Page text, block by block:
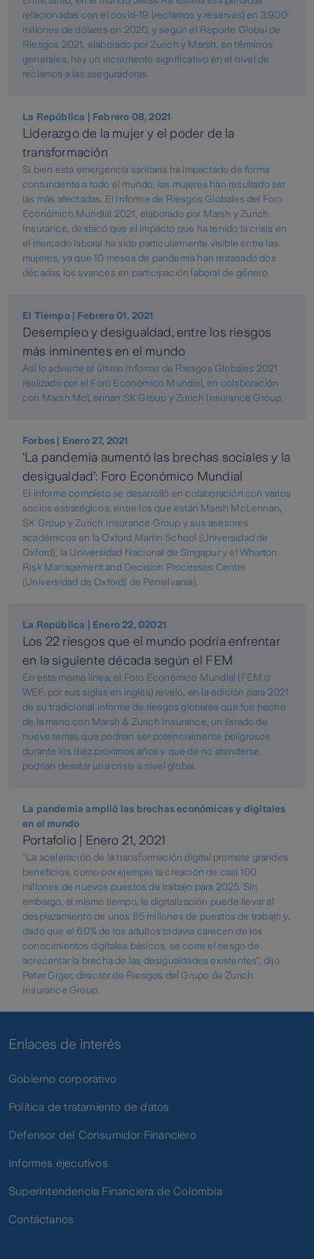
relacionadas con el covid-19 (reclamos y reservas) en 3.900
millones de dólares en 2020, y según el Reporte Global de
Riesgos 2021, elaborado por Zurich y Marsh, en términos
generales, hay un incremento significativo en el nivel de
reclamos a las aseguradoras.
La República | Febrero 08, 2021
Liderazgo de la mujer y el poder de la
transformación
Si bien esta emergencia sanitaria ha impactado de forma
contundente a todo el mundo, las mujeres han resultado ser
las más afectadas. El Informe de Riesgos Globales del Foro
Económico Mundial 2021, elaborado por Marsh y Zurich
Insurance, destacó que el impacto que ha tenido la crisis en
el mercado laboral ha sido particularmente visible entre las
mujeres, ya que 10 meses de pandemia han retrasado dos
décadas los avances en participación laboral de género.
El Tiempo | Febrero 01, 2021
Desempleo y desigualdad, entre los riesgos
más inminentes en el mundo
Así lo advierte el último Informe de Riesgos Globales 2021
realizado por el Foro Económico Mundial, en colaboración
con Marsh McLennan,SK Group y Zurich Insurance Group.
Forbes | Enero 27, 2021
‘La pandemia aumentó las brechas sociales y la
desigualdad’: Foro Económico Mundial
El informe completo se desarrolló en colaboración con varios
socios estratégicos, entre los que están Marsh McLennan,
SK Group y Zurich Insurance Group y sus asesores
académicos en la Oxford Martin School (Universidad de
Oxford), la Universidad Nacional de Singapur y el Wharton
Risk Management and Decision Processes Centre
(Universidad de Oxford) de Pensilvania).
La República | Enero 22, 02021
Los 22 riesgos que el mundo podría enfrentar
en la siguiente década según el FEM
En esta misma línea, el Foro Económico Mundial (FEM o
WEF, por sus siglas en inglés) reveló, en la edición para 2021
de su tradicional informe de riesgos globales que fue hecho
de la mano con Marsh & Zurich Insurance, un listado de
nueve temas que podrían ser potencialmente peligrosos
durante los diez próximos años y que de no atenderse
podrían desatar una crisis a nivel global.
La pandemia amplió las brechas económicas y digitales
en el mundo
Portafolio | Enero 21, 2021
"La aceleración de la transformación digital promete grandes
beneficios, como por ejemplo la creación de casi 100
millones de nuevos puestos de trabajo para 2025. Sin
embargo, al mismo tiempo, la digitalización puede llevar al
desplazamiento de unos 85 millones de puestos de trabajo y,
dado que el 60% de los adultos todavía carecen de los
conocimientos digitales básicos, se corre el riesgo de
acrecentar la brecha de las desigualdades existentes", dijo
Peter Giger, director de Riesgos del Grupo de Zurich
Insurance Group.
Enlaces de interés
Gobierno corporativo
Política de tratamiento de datos
Defensor del Consumidor Financiero
Informes ejecutivos
Superintendencia Financiera de Colombia
Contáctanos